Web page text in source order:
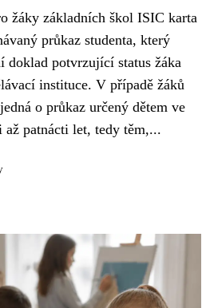
žáky základních škol ISIC karta
průkaz studenta, který
doklad potvrzující status žáka
instituce. V případě žáků
o průkaz určený dětem ve
až patnácti let, tedy těm,...